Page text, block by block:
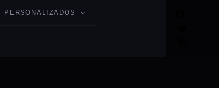
PERSONALIZADOS